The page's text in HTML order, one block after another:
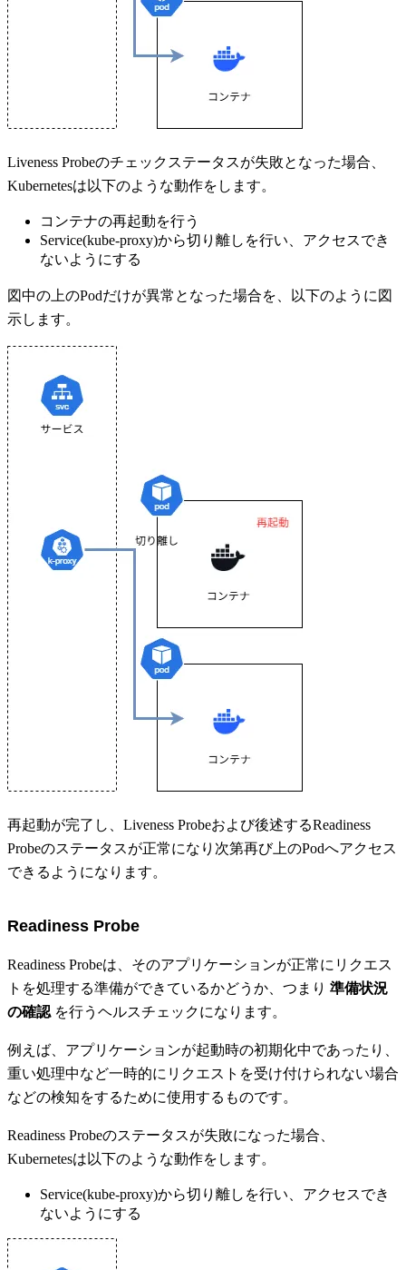
Liveness Probeのチェックステータスが失敗となった場合、
Kubernetesは以下のような動作をします。
コンテナの再起動を行う
Service(kube-proxy)から切り離しを行い、アクセスでき
ないようにする
図中の上のPodだけが異常となった場合を、以下のように図
示します。
再起動が完了し、Liveness Probeおよび後述するReadiness
Probeのステータスが正常になり次第再び上のPodへアクセス
できるようになります。
Readiness Probe
Readiness Probeは、そのアプリケーションが正常にリクエス
トを処理する準備ができているかどうか、つまり 準備状況
の確認 を行うヘルスチェックになります。
例えば、アプリケーションが起動時の初期化中であったり、
重い処理中など一時的にリクエストを受け付けられない場合
などの検知をするために使用するものです。
Readiness Probeのステータスが失敗になった場合、
Kubernetesは以下のような動作をします。
Service(kube-proxy)から切り離しを行い、アクセスでき
ないようにする